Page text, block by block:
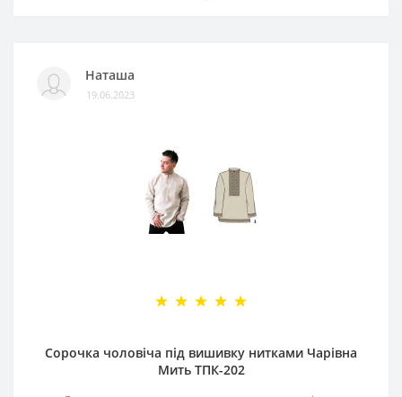
Наташа
19.06.2023
Сорочка чоловіча під вишивку нитками Чарівна
Мить ТПК-202